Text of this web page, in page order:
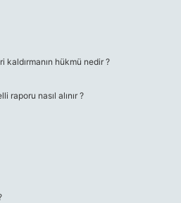
hükmü nedir ?
raporu nasıl alınır ?